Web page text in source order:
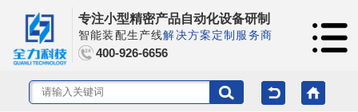
专注小型精密产品自动化设备研制
智能装配生产线解决方案定制服务商
400-926-6656